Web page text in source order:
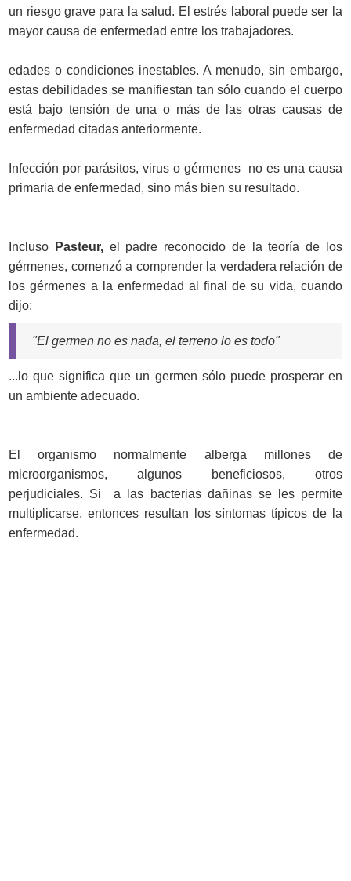
un riesgo grave para la salud. El estrés laboral puede ser la
mayor causa de enfermedad entre los trabajadores.
edades o condiciones inestables. A menudo, sin embargo,
estas debilidades se manifiestan tan sólo cuando el cuerpo
está bajo tensión de una o más de las otras causas de
enfermedad citadas anteriormente.
Infección por parásitos, virus o gérmenes no es una causa
primaria de enfermedad, sino más bien su resultado.
Incluso Pasteur,el padre reconocido de la teoría de los
gérmenes, comenzó a comprender la verdadera relación de
los gérmenes a la enfermedad al final de su vida, cuando
dijo:
"El germen no es nada, el terreno lo es todo"
...lo que significa que un germen sólo puede prosperar en
un ambiente adecuado.
El organismo normalmente alberga millones de
microorganismos, algunos beneficiosos, otros
perjudiciales. Si a las bacterias dañinas se les permite
multiplicarse, entonces resultan los síntomas típicos de la
enfermedad.